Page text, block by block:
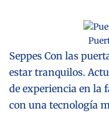
Seppes Con las
estar tranquilos.
de experiencia en la
con una tecnología